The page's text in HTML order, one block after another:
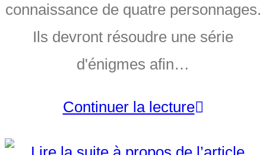
connaissance de quatre personnages.
Ils devront résoudre une série
d'énigmes afin…
Continuer la lecture